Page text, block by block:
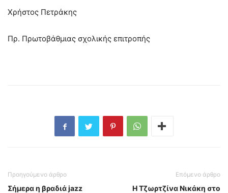
Χρήστος Πετράκης
Πρ. Πρωτοβάθμιας σχολικής επιτροπής
Προηγούμενο άρθρο
Σήμερα η βραδιά jazz
Επόμενο άρθρο
H Τζωρτζίνα Νικάκη στο